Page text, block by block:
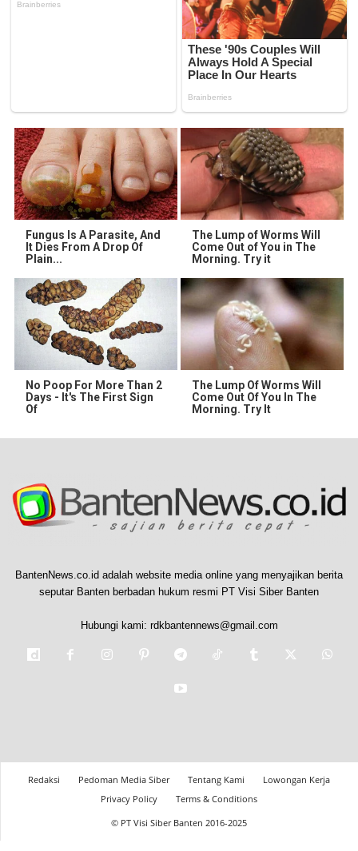
Fungus Is A Parasite, And
It Dies From A Drop Of
Plain...
The Lump of Worms Will
Come Out of You in The
Morning. Try it
No Poop For More Than 2
Days - It's The First Sign
Of
The Lump Of Worms Will
Come Out Of You In The
Morning. Try It
BantenNews.co.id adalah website media online yang menyajikan berita
seputar Banten berbadan hukum resmi PT Visi Siber Banten
Hubungi kami: rdkbantennews@gmail.com
Redaksi Pedoman Media Siber Tentang Kami
Lowongan Kerja
Privacy Policy
Terms & Conditions
© PT Visi Siber Banten 2016-2025